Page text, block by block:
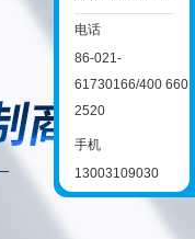
电话
86-021-
61730166/400 660
2520
手机
13003109030